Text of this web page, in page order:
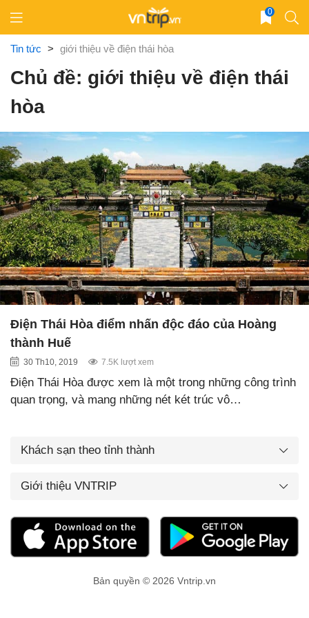
content
0
Tin tức > giới thiệu về điện thái hòa
Chủ đề: giới thiệu về điện thái
hòa
Điện Thái Hòa điểm nhấn độc đáo của Hoàng
thành Huế
30 Th10, 2019 7.5K lượt xem
Điện Thái Hòa được xem là một trong những công trình
quan trọng, và mang những nét két trúc vô…
Khách sạn theo tỉnh thành
Giới thiệu VNTRIP
Bản quyền © 2026 Vntrip.vn